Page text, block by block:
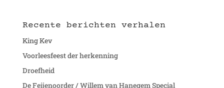
Recente berichten verhalen
King Kev
Voorleesfeest der herkenning
Droefheid
De Feijenoorder / Willem van Hanegem Special